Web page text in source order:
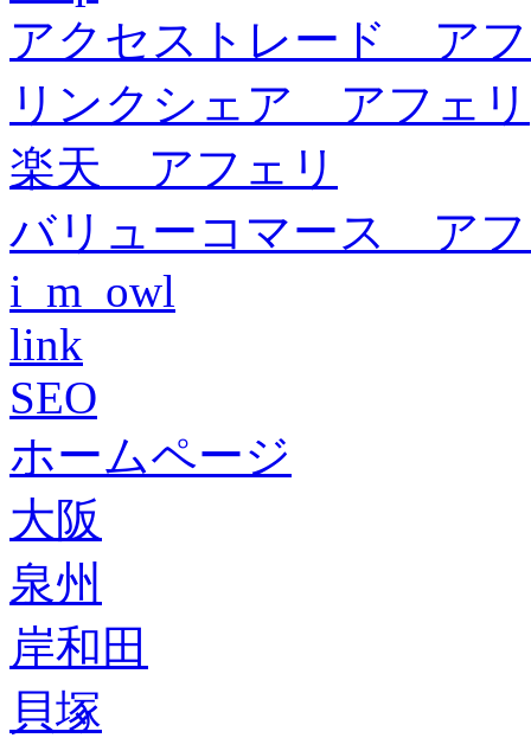
アクセストレード ア
リンクシェア アフェリ
楽天 アフェリ
バリューコマース ア
i_m_owl
link
SEO
ホームページ
大阪
泉州
岸和田
貝塚